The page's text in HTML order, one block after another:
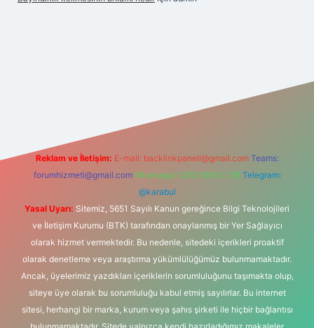
Reklam ve İletişim: E-mail: backlinkpaneli@gmail.com Teams:
forumhizmeti@gmail.com Whatsapp: 0262 606 0 726 Telegram:
@karabul
Yasal Uyarı: Sitemiz, 5651 Sayılı Kanun gereğince Bilgi Teknolojileri
ve İletişim Kurumu (BTK) tarafından onaylanmış bir Yer Sağlayıcı
olarak hizmet vermektedir. Bu nedenle, sitedeki içerikleri proaktif
olarak denetleme veya araştırma yükümlülüğümüz bulunmamaktadır.
Ancak, üyelerimiz yazdıkları içeriklerin sorumluluğunu taşımakta olup,
siteye üye olarak bu sorumluluğu kabul etmiş sayılırlar. Bu internet
sitesi, herhangi bir marka, kurum veya şahıs şirketi ile hiçbir bağlantısı